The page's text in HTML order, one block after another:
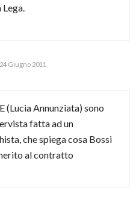
Lega.
24 Giugno 2011
(Lucia Annunziata) sono
fatta ad un
che spiega cosa Bossi
al contratto